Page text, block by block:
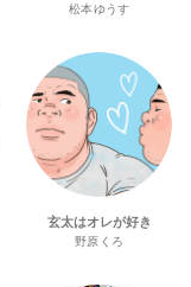
松本ゆうす
玄太はオレが好き
野原くろ